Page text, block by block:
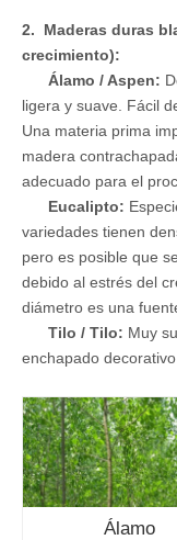
2. Maderas duras
crecimiento):
Álamo / Aspen:
ligera y suave. Fácil
Una materia prima
madera
adecuado para el
Eucalipto:
variedades tienen
pero es posible que
debido al estrés del
diámetro es una
Tilo / Tilo: Muy
enchapado
Álamo